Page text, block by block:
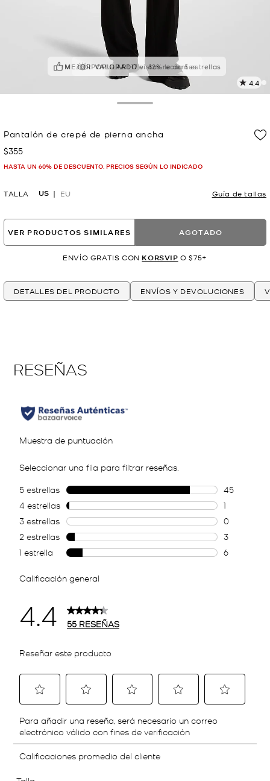
MEJOR VALORADO el 82% le da 5 estrellas
¡POPULAR!17 vistas recientes
4.4
Pantalón de crepé de pierna ancha
Ahora
$355
HASTA UN 60% DE DESCUENTO. PRECIOS SEGÚN LO INDICADO
TALLA US EU Guía de tallas
VER PRODUCTOS SIMILARES AGOTADO
ENVÍO GRATIS CON KORSVIP O $75+
DETALLES DEL PRODUCTO ENVÍOS Y DEVOLUCIONES